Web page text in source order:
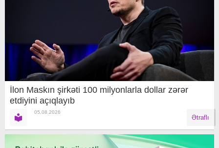
İlon Maskın şirkəti 100 milyonlarla dollar zərər
etdiyini açıqlayıb
05.08.2026
Ətraflı